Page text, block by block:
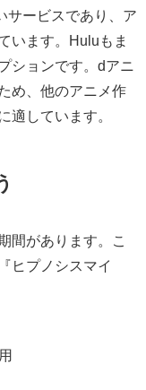
サービスであり、ア
います。Huluもま
ションです。dアニ
め、他のアニメ作
適しています。
間があります。こ
ヒプノシスマイ